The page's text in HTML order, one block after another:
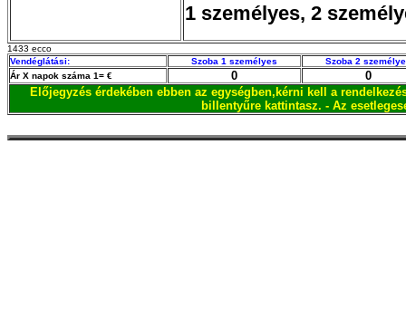
1 személyes, 2
1433 ecco
Vendéglátási:
Szoba 1 személyes
Szoba 2
Ár X napok száma 1= €
0
0
Előjegyzés érdekében ebben az egységben,kérni kell a
billentyűre kattintasz. - Az